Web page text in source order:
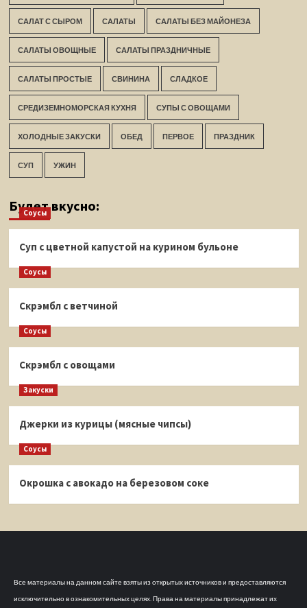
САЛАТ С СЫРОМ САЛАТЫ САЛАТЫ БЕЗ МАЙОНЕЗА
САЛАТЫ ОВОЩНЫЕ САЛАТЫ ПРАЗДНИЧНЫЕ
САЛАТЫ ПРОСТЫЕ СВИНИНА СЛАДКОЕ
СРЕДИЗЕМНОМОРСКАЯ КУХНЯ СУПЫ С ОВОЩАМИ
ХОЛОДНЫЕ ЗАКУСКИ ОБЕД ПЕРВОЕ ПРАЗДНИК
СУП УЖИН
Будет вкусно:
Соусы
Суп с цветной капустой на курином бульоне
Соусы
Скрэмбл с ветчиной
Соусы
Скрэмбл с овощами
Закуски
Джерки из курицы (мясные чипсы)
Соусы
Окрошка с авокадо на березовом соке
Все материалы на данном сайте взяты из открытых источников и предоставляются
исключительно в ознакомительных целях. Права на материалы принадлежат их